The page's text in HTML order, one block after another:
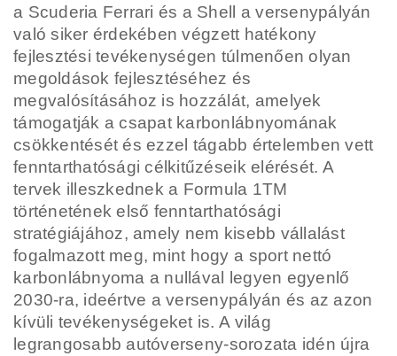
a Scuderia Ferrari és a Shell a versenypályán
való siker érdekében végzett hatékony
fejlesztési tevékenységen túlmenően olyan
megoldások fejlesztéséhez és
megvalósításához is hozzálát, amelyek
támogatják a csapat karbonlábnyomának
csökkentését ésezzel tágabb értelemben vett
fenntarthatósági célkitűzéseik elérését. A
tervek illeszkednek a Formula 1TM
történetének első fenntarthatósági
stratégiájához, amely nem kisebb vállalást
fogalmazott meg, mint hogy a sport nettó
karbonlábnyoma a nullával legyen egyenlő
2030-ra, ideértve a versenypályán és az azon
kívüli tevékenységeket is. A világ
legrangosabb autóverseny-sorozata idén újra